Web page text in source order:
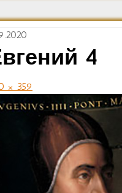
4
× 359